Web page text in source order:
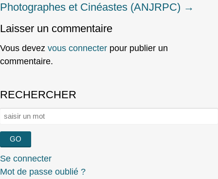
Photographes et Cinéastes (ANJRPC) →
Laisser un commentaire
Vous devez vous connecter pour publier un
commentaire.
RECHERCHER
Rechercher :
Se connecter
Mot de passe oublié ?